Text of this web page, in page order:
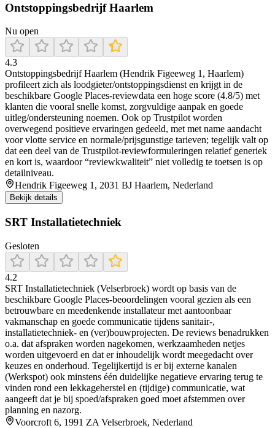
Ontstoppingsbedrijf Haarlem
Nu open
4.3
Ontstoppingsbedrijf Haarlem (Hendrik Figeeweg 1, Haarlem)
profileert zich als loodgieter/ontstoppingsdienst en krijgt in de
beschikbare Google Places-reviewdata een hoge score (4.8/5) met
klanten die vooral snelle komst, zorgvuldige aanpak en goede
uitleg/ondersteuning noemen. Ook op Trustpilot worden
overwegend positieve ervaringen gedeeld, met met name aandacht
voor vlotte service en normale/prijsgunstige tarieven; tegelijk valt op
dat een deel van de Trustpilot-reviewformuleringen relatief generiek
en kort is, waardoor “reviewkwaliteit” niet volledig te toetsen is op
detailniveau.
Hendrik Figeeweg 1, 2031 BJ Haarlem, Nederland
Bekijk details
SRT Installatietechniek
Gesloten
4.2
SRT Installatietechniek (Velserbroek) wordt op basis van de
beschikbare Google Places-beoordelingen vooral gezien als een
betrouwbare en meedenkende installateur met aantoonbaar
vakmanschap en goede communicatie tijdens sanitair-,
installatietechniek- en (ver)bouwprojecten. De reviews benadrukken
o.a. dat afspraken worden nagekomen, werkzaamheden netjes
worden uitgevoerd en dat er inhoudelijk wordt meegedacht over
keuzes en onderhoud. Tegelijkertijd is er bij externe kanalen
(Werkspot) ook minstens één duidelijke negatieve ervaring terug te
vinden rond een lekkageherstel en (tijdige) communicatie, wat
aangeeft dat je bij spoed/afspraken goed moet afstemmen over
planning en nazorg.
Voorcroft 6, 1991 ZA Velserbroek, Nederland